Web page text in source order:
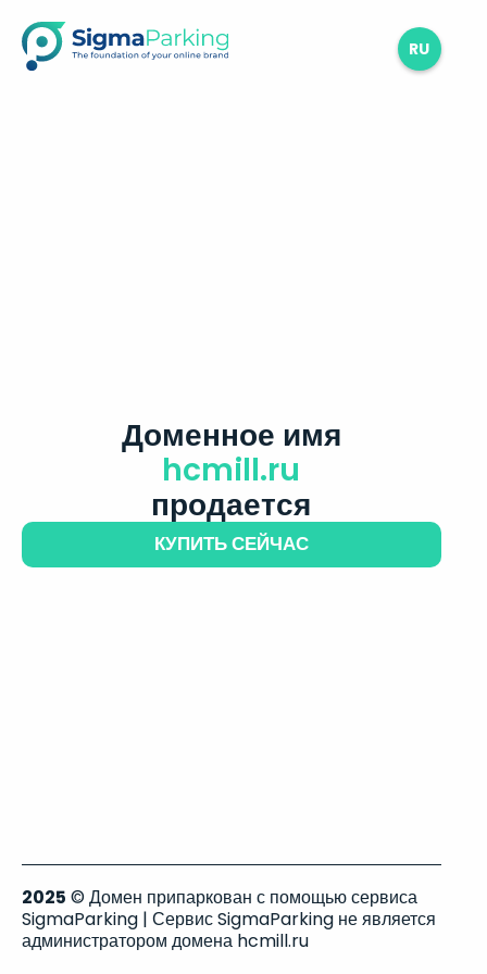
RU
Доменное имя
hcmill.ru
продается
КУПИТЬ СЕЙЧАС
2025 © Домен припаркован с помощью сервиса
SigmaParking | Сервис SigmaParking не является
администратором домена hcmill.ru